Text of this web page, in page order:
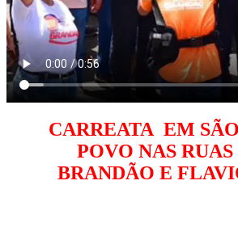
CARREATA EM
POVO NAS
BRANDÃO E